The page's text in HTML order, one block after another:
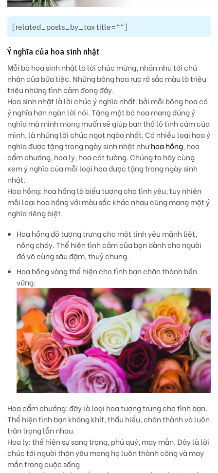
[related_posts_by_tax title=""]
Ý nghĩa của hoa sinh nhật
Mỗi bó hoa sinh nhật là lời chúc mừng, nhắn nhủ tới chủ
nhân của bữa tiệc. Những bông hoa rực rỡ sắc màu là triệu
triệu những tình cảm đong đầy.
Hoa sinh nhật là lời chúc ý nghĩa nhất: bởi mỗi bông hoa có
ý nghĩa hơn ngàn lời nói. Tặng một bó hoa mang đúng ý
nghĩa mà mình mong muốn sẽ giúp bạn thổ lộ tình cảm của
mình, là những lời chúc ngọt ngào nhất. Có nhiều loại hoa ý
nghĩa được tặng trong ngày sinh nhật nhưhoa hồng, hoa
cẩm chướng, hoa ly, hoa cát tường. Chúng ta hãy cùng
xem ý nghĩa của mỗi loại hoa được tặng trong ngày sinh
nhật.
Hoa hồng: hoa hồng là biểu tượng cho tình yêu, tuy nhiên
mỗi loại hoa hồng với màu sắc khác nhau cũng mang một ý
nghĩa riêng biệt.
Hoa hồng đỏtượng trưng cho một tình yêu mãnh liệt,
nồng cháy. Thể hiện tình cảm của bạn dành cho người
đó vô cùng sâu đậm, thuỷ chung.
Hoa hồng vàngthể hiện cho tình bạn chân thành bền
vững.
Hoa cẩm chướng: đây là loại hoa tượng trưng cho tình bạn.
Thể hiện tình bạn khăng khít, thấu hiểu, chân thành và luôn
trân trọng lẫn nhau.
Hoa ly: thể hiện sự sang trọng, phú quý, may mắn. Đây là lời
chúc tới người thân yêu mong họ luôn thành công và may
mắn trong cuộc sống